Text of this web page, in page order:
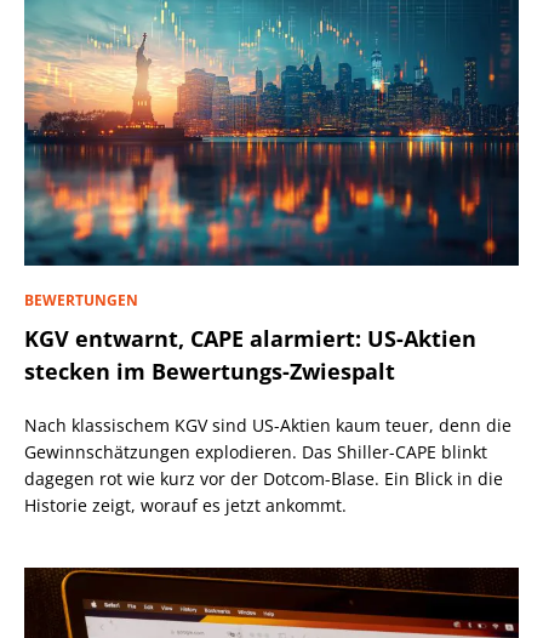
BEWERTUNGEN
KGV entwarnt, CAPE alarmiert: US-Aktien
stecken im Bewertungs-Zwiespalt
Nach klassischem KGV sind US-Aktien kaum teuer, denn die
Gewinnschätzungen explodieren. Das Shiller-CAPE blinkt
dagegen rot wie kurz vor der Dotcom-Blase. Ein Blick in die
Historie zeigt, worauf es jetzt ankommt.